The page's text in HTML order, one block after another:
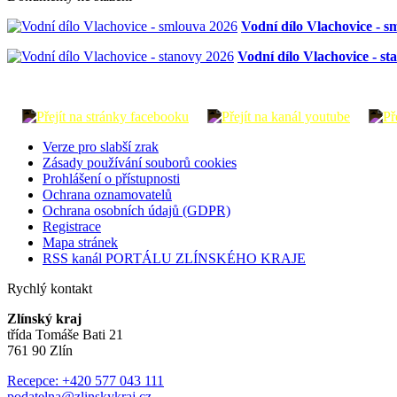
Vodní dílo Vlachovice -
Vodní dílo Vlachovice -
Verze pro slabší zrak
Zásady používání souborů cookies
Prohlášení o přístupnosti
Ochrana oznamovatelů
Ochrana osobních údajů (GDPR)
Registrace
Mapa stránek
RSS kanál PORTÁLU ZLÍNSKÉHO KRAJE
Rychlý kontakt
Zlínský kraj
třída Tomáše Bati 21
761 90 Zlín
Recepce: +420 577 043 111